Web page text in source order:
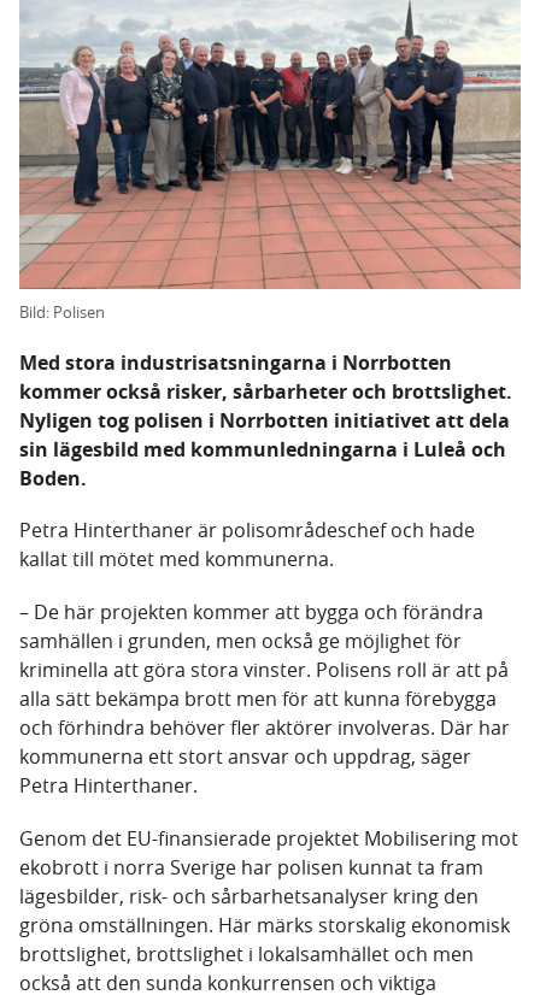
Bild: Polisen
Med stora industrisatsningarna i Norrbotten
kommer också risker, sårbarheter och brottslighet.
Nyligen tog polisen i Norrbotten initiativet att dela
sin lägesbild med kommunledningarna i Luleå och
Boden.
Petra Hinterthaner är polisområdeschef och hade
kallat till mötet med kommunerna.
– De här projekten kommer att bygga och förändra
samhällen i grunden, men också ge möjlighet för
kriminella att göra stora vinster. Polisens roll är att på
alla sätt bekämpa brott men för att kunna förebygga
och förhindra behöver fler aktörer involveras. Där har
kommunerna ett stort ansvar och uppdrag, säger
Petra Hinterthaner.
Genom det EU-finansierade projektet Mobilisering mot
ekobrott i norra Sverige har polisen kunnat ta fram
lägesbilder, risk- och sårbarhetsanalyser kring den
gröna omställningen. Här märks storskalig ekonomisk
brottslighet, brottslighet i lokalsamhället och men
också att den sunda konkurrensen och viktiga